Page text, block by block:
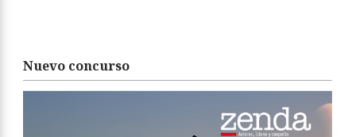
Nuevo concurso